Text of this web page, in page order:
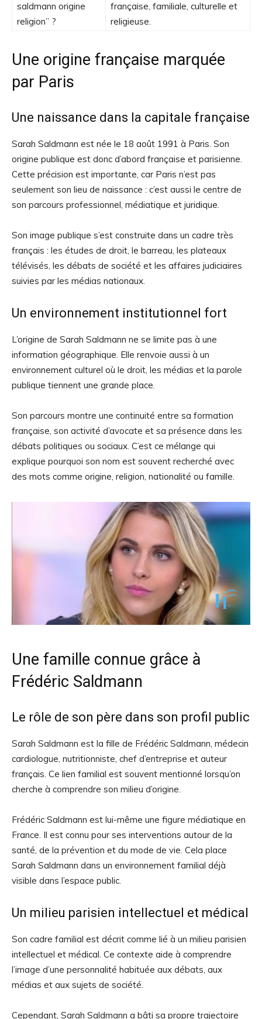
saldmann origine
religion” ?
française, familiale, culturelle et
religieuse.
Une origine française marquée
par Paris
Une naissance dans la capitale française
Sarah Saldmann est née le 18 août 1991 à Paris. Son
origine publique est donc d’abord française et parisienne.
Cette précision est importante, car Paris n’est pas
seulement son lieu de naissance : c’est aussi le centre de
son parcours professionnel, médiatique et juridique.
Son image publique s’est construite dans un cadre très
français : les études de droit, le barreau, les plateaux
télévisés, les débats de société et les affaires judiciaires
suivies par les médias nationaux.
Un environnement institutionnel fort
L’origine de Sarah Saldmann ne se limite pas à une
information géographique. Elle renvoie aussi à un
environnement culturel où le droit, les médias et la parole
publique tiennent une grande place.
Son parcours montre une continuité entre sa formation
française, son activité d’avocate et sa présence dans les
débats politiques ou sociaux. C’est ce mélange qui
explique pourquoi son nom est souvent recherché avec
des mots comme origine, religion, nationalité ou famille.
Une famille connue grâce à
Frédéric Saldmann
Le rôle de son père dans son profil public
Sarah Saldmann est la fille de Frédéric Saldmann, médecin
cardiologue, nutritionniste, chef d’entreprise et auteur
français. Ce lien familial est souvent mentionné lorsqu’on
cherche à comprendre son milieu d’origine.
Frédéric Saldmann est lui-même une figure médiatique en
France. Il est connu pour ses interventions autour de la
santé, de la prévention et du mode de vie. Cela place
Sarah Saldmann dans un environnement familial déjà
visible dans l’espace public.
Un milieu parisien intellectuel et médical
Son cadre familial est décrit comme lié à un milieu parisien
intellectuel et médical. Ce contexte aide à comprendre
l’image d’une personnalité habituée aux débats, aux
médias et aux sujets de société.
Cependant, Sarah Saldmann a bâti sa propre trajectoire